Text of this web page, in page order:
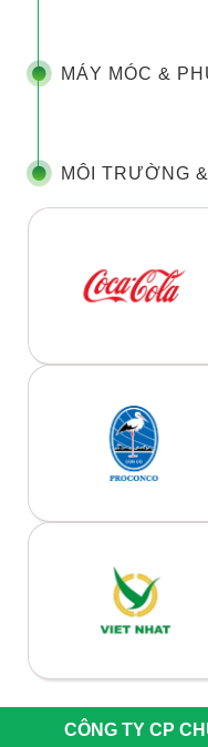
MÁY MÓC &
MÔI TRƯỜNG
CÔNG TY CP